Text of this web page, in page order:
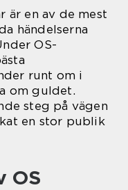
är en av de mest
händelserna
OS-
runt om i
om guldet.
steg på vägen
en stor publik
OS